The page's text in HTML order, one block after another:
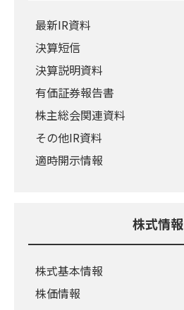
最新IR資料
決算短信
決算説明資料
有価証券報告書
株主総会関連資料
その他IR資料
適時開示情報
株式情報
株式基本情報
株価情報